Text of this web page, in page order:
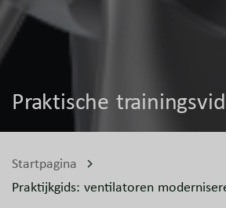
Praktische
Startpagina
Praktijkgids: ventilatoren